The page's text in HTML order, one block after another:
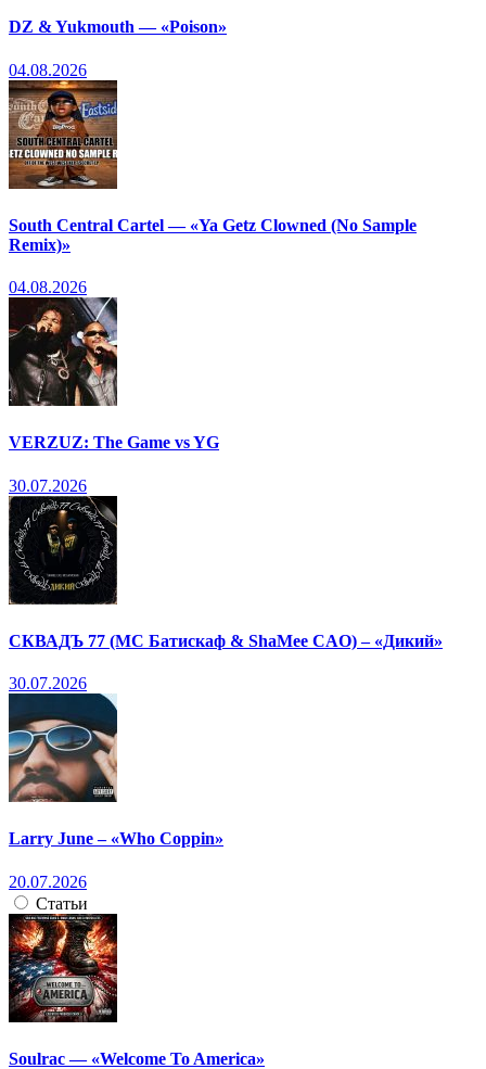
DZ & Yukmouth — «Poison»
04.08.2026
South Central Cartel — «Ya Getz Clowned (No Sample
Remix)»
04.08.2026
VERZUZ: The Game vs YG
30.07.2026
СКВАДЪ 77 (МС Батискаф & ShaMee CAO) – «Дикий»
30.07.2026
Larry June – «Who Coppin»
20.07.2026
Статьи
Soulrac — «Welcome To America»